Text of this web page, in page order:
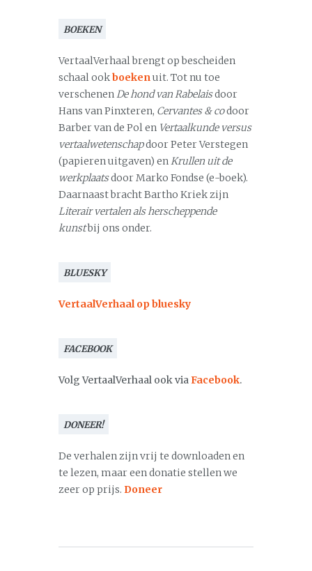
BOEKEN
VertaalVerhaal brengt op bescheiden
schaal ookboekenuit. Tot nu toe
verschenenDe hond van Rabelaisdoor
Hans van Pinxteren, Cervantes & codoor
Barber van de Pol en Vertaalkunde versus
vertaalwetenschapdoor Peter Verstegen
(papieren uitgaven) enKrullen uit de
werkplaatsdoor Marko Fondse (e-boek).
Daarnaast bracht Bartho Kriek zijn
Literair vertalen als herscheppende
kunstbij ons onder.
BLUESKY
VertaalVerhaal op bluesky
FACEBOOK
Volg VertaalVerhaal ook viaFacebook.
DONEER!
De verhalen zijn vrij te downloaden en
te lezen, maar een donatie stellen we
zeer op prijs. Doneer